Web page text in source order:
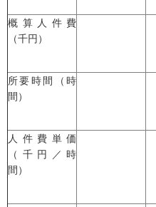
概算人件費
（千円）
所要時間（時
間）
人件費単価
（千円／時
間）